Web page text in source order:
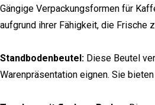
Gängige Verpackungsformen für
aufgrund ihrer Fähigkeit, die Frische
Standbodenbeutel: Diese Beutel
Warenpräsentation eignen. Sie